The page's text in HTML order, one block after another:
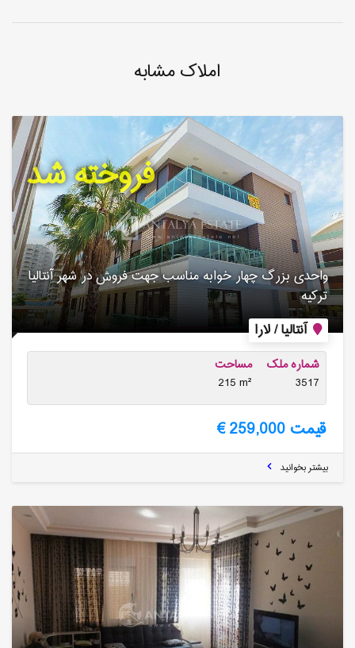
املاک مشابه
آنتالیا / لارا
واحدی بزرگ چهار خوابه مناسب جهت فروش در شهر آنتالیا
ترکیه
شماره ملک
3517
مساحت
215 m²
قیمت 259,000 €
فروخته شد
بیشتر بخوانید